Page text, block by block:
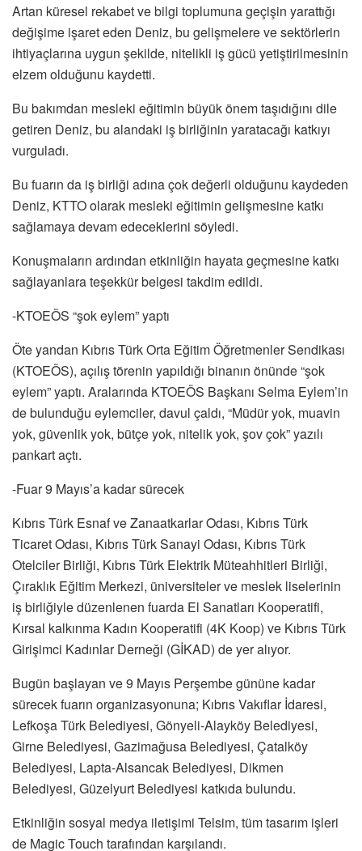
Artan küresel rekabet ve bilgi toplumuna geçişin yarattığı
değişime işaret eden Deniz, bu gelişmelere ve sektörlerin
ihtiyaçlarına uygun şekilde, nitelikli iş gücü yetiştirilmesinin
elzem olduğunu kaydetti.
Bu bakımdan mesleki eğitimin büyük önem taşıdığını dile
getiren Deniz, bu alandaki iş birliğinin yaratacağı katkıyı
vurguladı.
Bu fuarın da iş birliği adına çok değerli olduğunu kaydeden
Deniz, KTTO olarak mesleki eğitimin gelişmesine katkı
sağlamaya devam edeceklerini söyledi.
Konuşmaların ardından etkinliğin hayata geçmesine katkı
sağlayanlara teşekkür belgesi takdim edildi.
-KTOEÖS “şok eylem” yaptı
Öte yandan Kıbrıs Türk Orta Eğitim Öğretmenler Sendikası
(KTOEÖS), açılış törenin yapıldığı binanın önünde “şok
eylem” yaptı. Aralarında KTOEÖS Başkanı Selma Eylem’in
de bulunduğu eylemciler, davul çaldı, “Müdür yok, muavin
yok, güvenlik yok, bütçe yok, nitelik yok, şov çok” yazılı
pankart açtı.
-Fuar 9 Mayıs’a kadar sürecek
Kıbrıs Türk Esnaf ve Zanaatkarlar Odası, Kıbrıs Türk
Ticaret Odası, Kıbrıs Türk Sanayi Odası, Kıbrıs Türk
Otelciler Birliği, Kıbrıs Türk Elektrik Müteahhitleri Birliği,
Çıraklık Eğitim Merkezi, üniversiteler ve meslek liselerinin
iş birliğiyle düzenlenen fuarda El Sanatları Kooperatifi,
Kırsal kalkınma Kadın Kooperatifi (4K Koop) ve Kıbrıs Türk
Girişimci Kadınlar Derneği (GİKAD) de yer alıyor.
Bugün başlayan ve 9 Mayıs Perşembe gününe kadar
sürecek fuarın organizasyonuna; Kıbrıs Vakıflar İdaresi,
Lefkoşa Türk Belediyesi, Gönyeli-Alayköy Belediyesi,
Girne Belediyesi, Gazimağusa Belediyesi, Çatalköy
Belediyesi, Lapta-Alsancak Belediyesi, Dikmen
Belediyesi, Güzelyurt Belediyesi katkıda bulundu.
Etkinliğin sosyal medya iletişimi Telsim, tüm tasarım işleri
de Magic Touch tarafından karşılandı.